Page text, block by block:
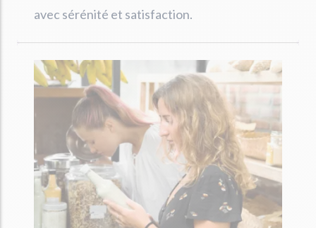
avec sérénité et satisfaction.